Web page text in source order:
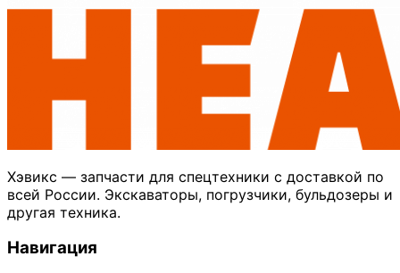
Хэвикс — запчасти для спецтехники с доставкой по
всей России. Экскаваторы, погрузчики, бульдозеры и
другая техника.
Навигация